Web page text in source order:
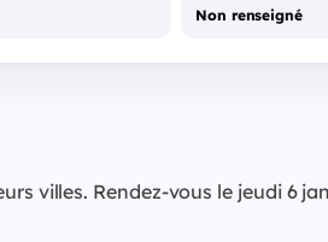
Non renseigné
villes. Rendez-vous le jeudi 6